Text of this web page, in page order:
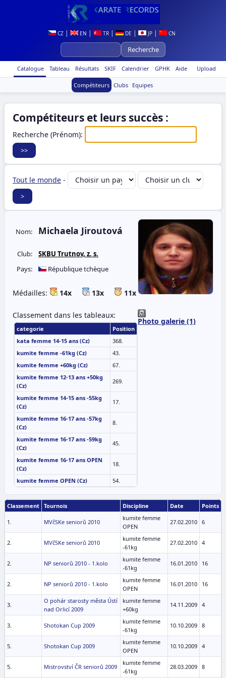
CZ| EN | TR| DE | JP| CN
Upload
Catalogue Tableau Résultats SKIF Calendrier GPHK Aide
Compétiteurs Clubs Equipes
Compétiteurs et leurs succès :
Recherche (Prénom):
Tout le monde -
Photo galerie (1)
Nom: Michaela Jiroutová
Club:
SKBU Trutnov, z. s.
Pays:
République tchèque
Médailles: 14x 13x 11x
Classement dans les tableaux:
categorie
Position
kata femme 14-15 ans (Cz)
368.
kumite femme -61kg (Cz)
43.
kumite femme +60kg (Cz)
67.
kumite femme 12-13 ans +50kg
(Cz)
269.
kumite femme 14-15 ans -55kg
(Cz)
17.
kumite femme 16-17 ans -57kg
(Cz)
8.
kumite femme 16-17 ans -59kg
(Cz)
45.
kumite femme 16-17 ans OPEN
(Cz)
18.
kumite femme OPEN (Cz) 54.
Classement Tournois Discipline Date Points
1. MVčSKe seniorů 2010
kumite femme
OPEN
27.02.2010 6
2. MVčSKe seniorů 2010
kumite femme
-61kg
27.02.2010 4
2. NP seniorů 2010 - 1.kolo
kumite femme
-61kg
16.01.2010 16
2. NP seniorů 2010 - 1.kolo
kumite femme
OPEN
16.01.2010 16
3.
O pohár starosty města Ústí
nad Orlicí 2009
kumite femme
+60kg
14.11.2009 4
3. Shotokan Cup 2009
kumite femme
-61kg
10.10.2009 8
5. Shotokan Cup 2009
kumite femme
OPEN
10.10.2009 4
5. Mistrovství ČR seniorů 2009
kumite femme
-61kg
28.03.2009 8